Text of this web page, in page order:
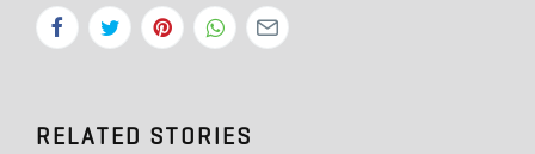
RELATED STORIES